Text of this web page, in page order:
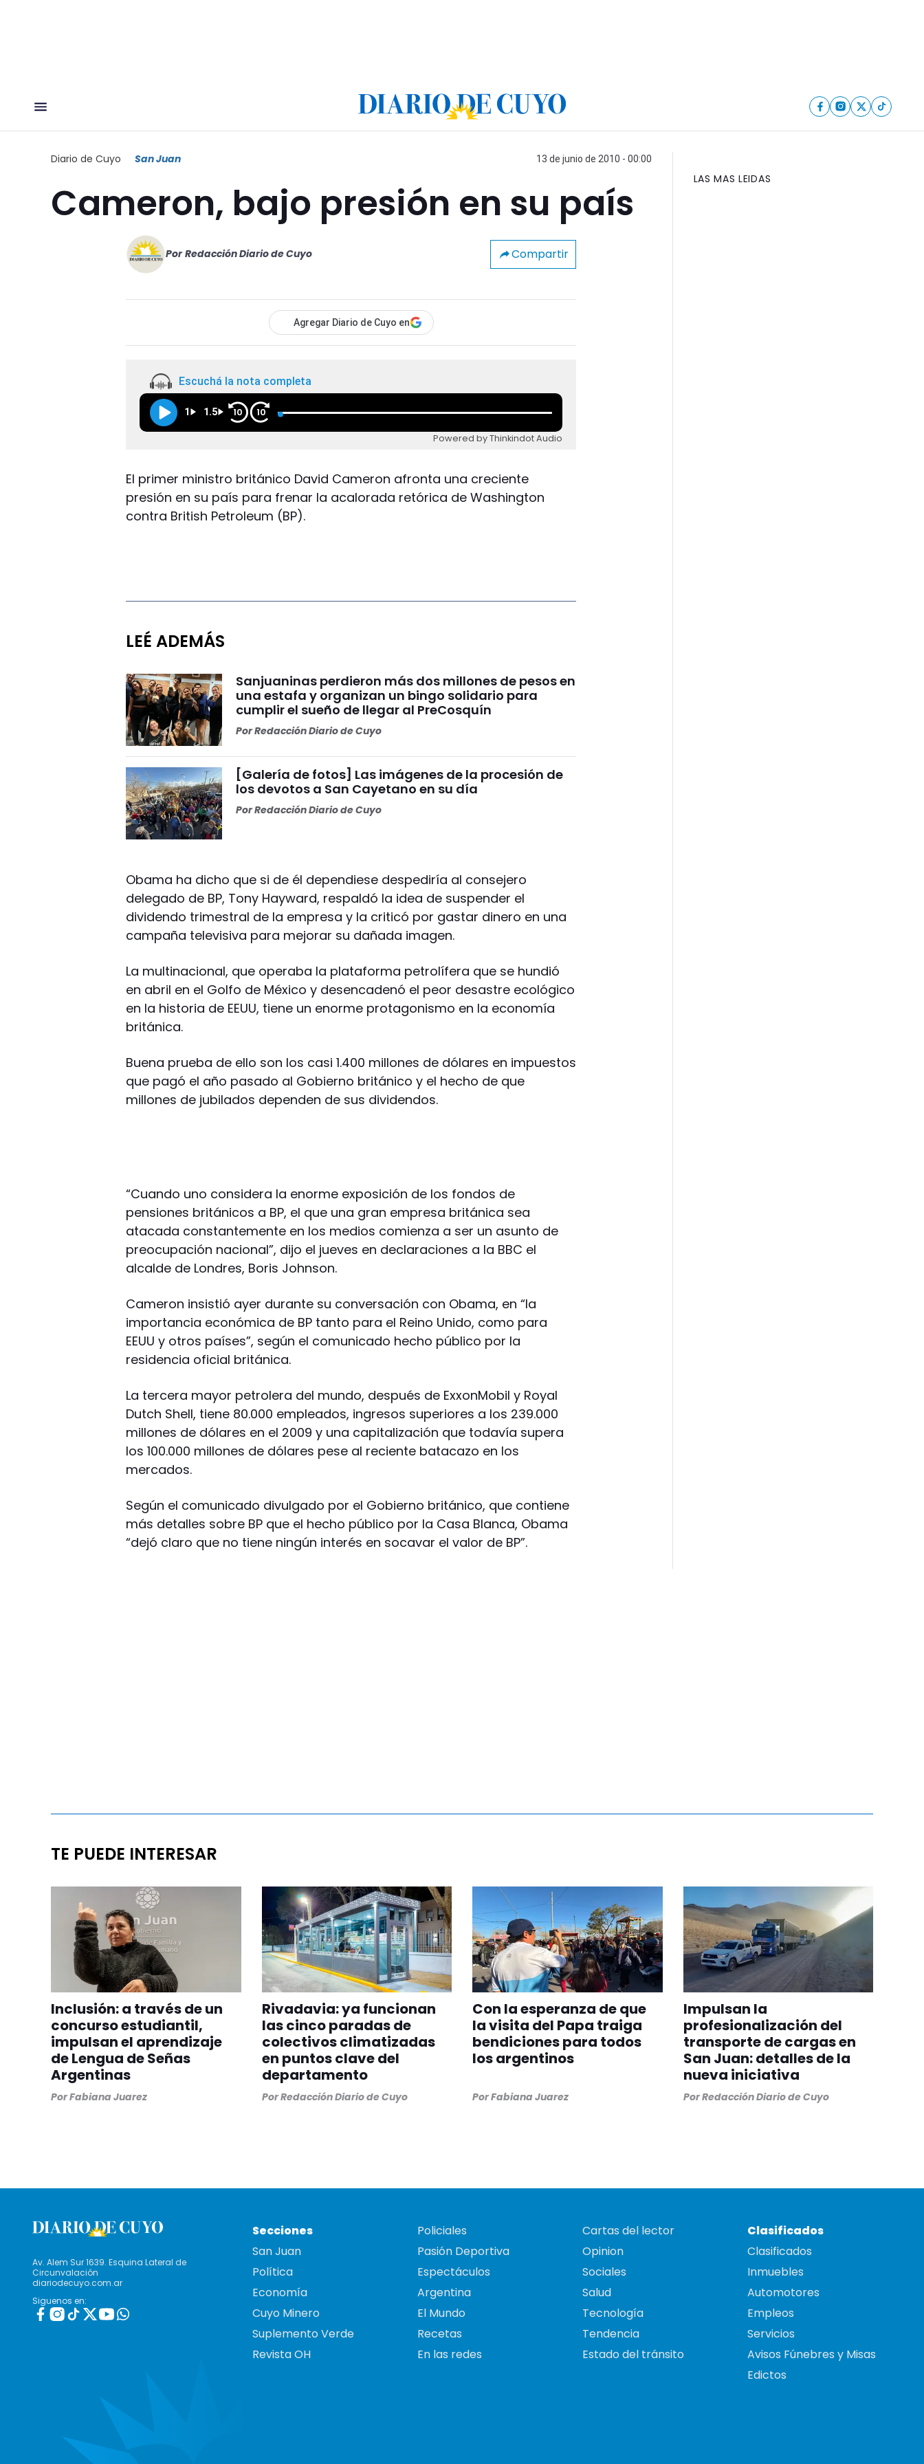
Diario de Cuyo San Juan 13 de junio de 2010 - 00:00
Cameron, bajo presión en su país
Por Redacción Diario de Cuyo Compartir
Agregar Diario de Cuyo en
Escuchá la nota completa
1 1.5 10 10
Powered by Thinkindot Audio
El primer ministro británico David Cameron afronta una creciente
presión en su país para frenar la acalorada retórica de Washington
contra British Petroleum (BP).
LEÉ ADEMÁS
Sanjuaninas perdieron más dos millones de pesos en
una estafa y organizan un bingo solidario para
cumplir el sueño de llegar al PreCosquín
PorRedacción Diario de Cuyo
[Galería de fotos] Las imágenes de la procesión de
los devotos a San Cayetano en su día
PorRedacción Diario de Cuyo
Obama ha dicho que si de él dependiese despediría al consejero
delegado de BP, Tony Hayward, respaldó la idea de suspender el
dividendo trimestral de la empresa y la criticó por gastar dinero en una
campaña televisiva para mejorar su dañada imagen.
La multinacional, que operaba la plataforma petrolífera que se hundió
en abril en el Golfo de México y desencadenó el peor desastre ecológico
en la historia de EEUU, tiene un enorme protagonismo en la economía
británica.
Buena prueba de ello son los casi 1.400 millones de dólares en impuestos
que pagó el año pasado al Gobierno británico y el hecho de que
millones de jubilados dependen de sus dividendos.
“Cuando uno considera la enorme exposición de los fondos de
pensiones británicos a BP, el que una gran empresa británica sea
atacada constantemente en los medios comienza a ser un asunto de
preocupación nacional”, dijo el jueves en declaraciones a la BBC el
alcalde de Londres, Boris Johnson.
Cameron insistió ayer durante su conversación con Obama, en “la
importancia económica de BP tanto para el Reino Unido, como para
EEUU y otros países”, según el comunicado hecho público por la
residencia oficial británica.
La tercera mayor petrolera del mundo, después de ExxonMobil y Royal
Dutch Shell, tiene 80.000 empleados, ingresos superiores a los 239.000
millones de dólares en el 2009 y una capitalización que todavía supera
los 100.000 millones de dólares pese al reciente batacazo en los
mercados.
Según el comunicado divulgado por el Gobierno británico, que contiene
más detalles sobre BP que el hecho público por la Casa Blanca, Obama
“dejó claro que no tiene ningún interés en socavar el valor de BP”.
LAS MAS LEIDAS
TE PUEDE INTERESAR
Inclusión: a través de un
concurso estudiantil,
impulsan el aprendizaje
de Lengua de Señas
Argentinas
PorFabiana Juarez
Rivadavia: ya funcionan
las cinco paradas de
colectivos climatizadas
en puntos clave del
departamento
PorRedacción Diario de Cuyo
Con la esperanza de que
la visita del Papa traiga
bendiciones para todos
los argentinos
PorFabiana Juarez
Impulsan la
profesionalización del
transporte de cargas en
San Juan: detalles de la
nueva iniciativa
PorRedacción Diario de Cuyo
Av. Alem Sur 1639. Esquina Lateral de
Circunvalación
diariodecuyo.com.ar
Siguenos en:
Secciones
San Juan
Política
Economía
Cuyo Minero
Suplemento Verde
Revista OH
Policiales
Pasión Deportiva
Espectáculos
Argentina
El Mundo
Recetas
En las redes
Cartas del lector
Opinion
Sociales
Salud
Tecnología
Tendencia
Estado del tránsito
Clasificados
Clasificados
Inmuebles
Automotores
Empleos
Servicios
Avisos Fúnebres y Misas
Edictos